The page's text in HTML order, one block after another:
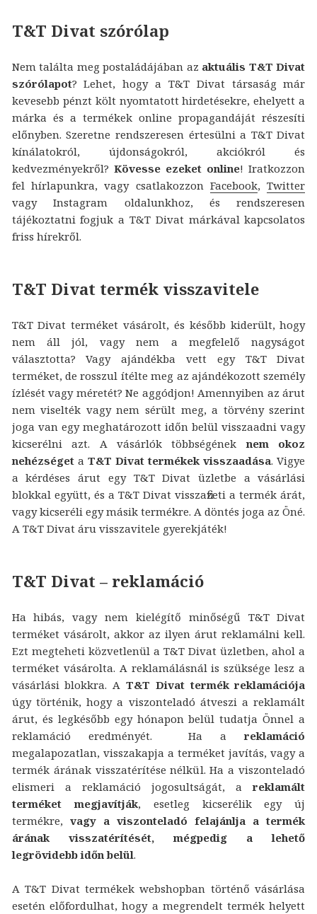
T&T Divat szórólap
Nem találta meg postaládájában az aktuális T&T Divat
szórólapot? Lehet, hogy a T&T Divat társaság már
kevesebb pénzt költ nyomtatott hirdetésekre, ehelyett a
márka és a termékek online propagandáját részesíti
előnyben. Szeretne rendszeresen értesülni a T&T Divat
kínálatokról, újdonságokról, akciókról és
kedvezményekről? Kövesse ezeket online! Iratkozzon
fel hírlapunkra, vagy csatlakozzonFacebook,Twitter
vagy Instagram oldalunkhoz, és rendszeresen
tájékoztatni fogjuk a T&T Divat márkával kapcsolatos
friss hírekről.
T&T Divat termék visszavitele
T&T Divat terméket vásárolt, és később kiderült, hogy
nem áll jól, vagy nem a megfelelő nagyságot
választotta? Vagy ajándékba vett egy T&T Divat
terméket, de rosszul ítélte meg az ajándékozott személy
ízlését vagy méretét? Ne aggódjon! Amennyiben az árut
nem viselték vagy nem sérült meg, a törvény szerint
joga van egy meghatározott időn belül visszaadni vagy
kicserélni azt. A vásárlók többségéneknem okoz
nehézségeta T&T Divat termékek visszaadása. Vigye
a kérdéses árut egy T&T Divat üzletbe a vásárlási
blokkal együtt, és a T&T Divat visszafizeti a termék árát,
vagy kicseréli egy másik termékre. A döntés joga az Öné.
A T&T Divat áru visszavitele gyerekjáték!
T&T Divat – reklamáció
Ha hibás, vagy nem kielégítő minőségű T&T Divat
terméket vásárolt, akkor az ilyen árut reklamálni kell.
Ezt megteheti közvetlenül a T&T Divat üzletben, ahol a
terméket vásárolta. A reklamálásnál is szüksége lesz a
vásárlási blokkra. A T&T Divat termék reklamációja
úgy történik, hogy a viszonteladó átveszi a reklamált
árut, és legkésőbb egy hónapon belül tudatja Önnel a
reklamáció eredményét. Ha areklamáció
megalapozatlan, visszakapja a terméket javítás, vagy a
termék árának visszatérítése nélkül. Ha a viszonteladó
elismeri a reklamáció jogosultságát, areklamált
terméket megjavítják, esetleg kicserélik egy új
termékre, vagy a viszonteladó felajánlja a termék
árának visszatérítését, mégpedig a lehető
legrövidebb időn belül.
A T&T Divat termékek webshopban történő vásárlása
esetén előfordulhat, hogy a megrendelt termék helyett